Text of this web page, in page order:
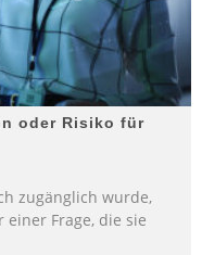
oder Risiko für
zugänglich wurde,
Frage, die sie